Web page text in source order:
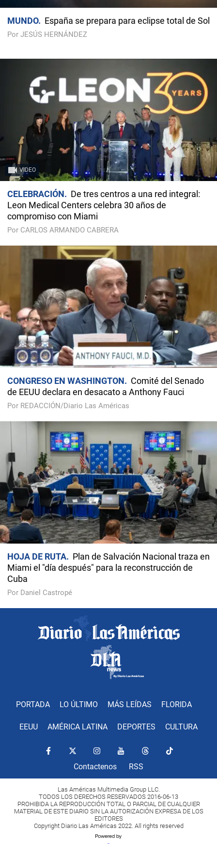
MUNDO España se prepara para eclipse total de Sol
Por JESÚS HERNÁNDEZ
VIDEO
CELEBRACIÓN
De tres centros a una red integral:
Leon Medical Centers celebra 30 años de
compromiso con Miami
Por CARLOS ARMANDO CABRERA
CONGRESO EN WASHINGTON
Comité del Senado
de EEUU declara en desacato a Anthony Fauci
Por REDACCIÓN/Diario Las Américas
HOJA DE RUTA
Plan de Salvación Nacional traza en
Miami el "día después" para la reconstrucción de
Cuba
Por Daniel Castropé
PORTADA LO ÚLTIMO MÁS LEÍDAS FLORIDA
EEUU AMÉRICA LATINA DEPORTES CULTURA
Contactenos RSS
Las Américas Multimedia Group LLC.
TODOS LOS DERECHOS RESERVADOS 2016-06-13
PROHIBIDA LA REPRODUCCIÓN TOTAL O PARCIAL DE CUALQUIER
MATERIAL DE ESTE DIARIO SIN LA AUTORIZACIÓN EXPRESA DE LOS
EDITORES
Copyright Diario Las Américas 2022. All rights reserved